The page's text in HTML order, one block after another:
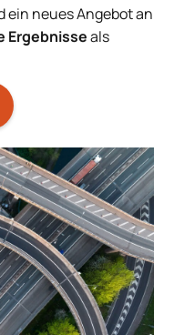
ein neues Angebot an
Ergebnisseals